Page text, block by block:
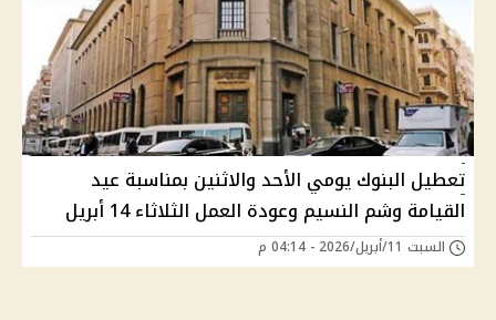
تعطيل البنوك يومي الأحد والاثنين بمناسبة عيد
القيامة وشم النسيم وعودة العمل الثلاثاء 14 أبريل
السبت 11/أبريل/2026 - 04:14 م